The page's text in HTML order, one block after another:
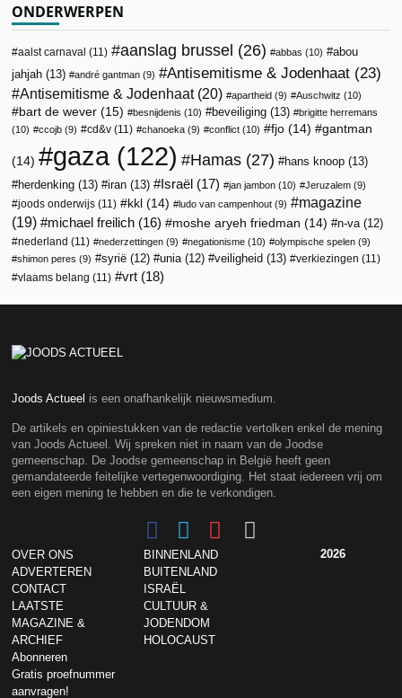
ONDERWERPEN
aalst carnaval (11) aanslag brussel (26) abbas (10)
abou
jahjah (13) andré gantman (9) Antisemitisme & Jodenhaat (23)
Antisemitisme & Jodenhaat(20) apartheid (9) Auschwitz (10)
bart de wever (15) besnijdenis (10) beveiliging (13)
brigitte herremans
(10)
ccojb (9) cd&v (11) chanoeka (9) conflict (10) fjo (14) gantman
(14) gaza(122) Hamas (27) hans knoop (13)
herdenking (13) iran (13) Israël (17) jan jambon (10) Jeruzalem (9)
joods onderwijs (11) kkl (14) ludo van campenhout (9)
magazine
(19)
michael freilich (16) moshe aryeh friedman (14) n-va(12)
nederland (11) nederzettingen (9) negationisme (10) olympische spelen (9)
shimon peres (9) syrië (12) unia(12) veiligheid (13) verkiezingen (11)
vlaams belang (11) vrt (18)
Joods Actueel is een onafhankelijk nieuwsmedium.
De artikels en opiniestukken van de redactie vertolken enkel de mening
van Joods Actueel. Wij spreken niet in naam van de Joodse
gemeenschap. De Joodse gemeenschap in België heeft geen
gemandateerde feitelijke vertegenwoordiging. Het staat iedereen vrij om
een eigen mening te hebben en die te verkondigen.
OVER ONS
ADVERTEREN
CONTACT
LAATSTE
MAGAZINE &
ARCHIEF
Abonneren
Gratis proefnummer
aanvragen!
BINNENLAND
BUITENLAND
ISRAËL
CULTUUR &
JODENDOM
HOLOCAUST
2026